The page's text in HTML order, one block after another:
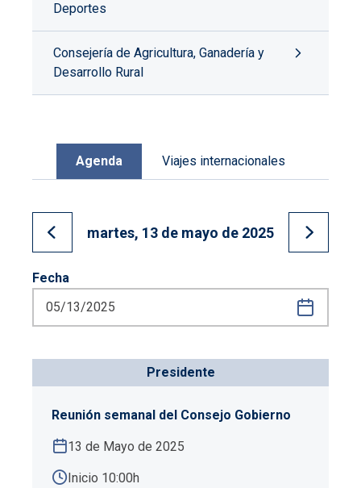
Deportes
Consejería de Agricultura, Ganadería y
Desarrollo Rural
Agenda Viajes internacionales
Ir al día anterior
martes, 13 de mayo de 2025
Ir al día
Fecha
Presidente
Reunión semanal del Consejo Gobierno
13 de Mayo de 2025
Inicio 10:00h